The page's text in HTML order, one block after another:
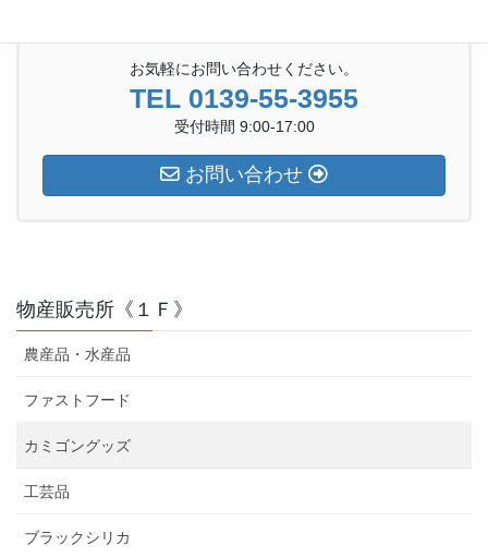
お気軽にお問い合わせください。
TEL 0139-55-3955
受付時間 9:00-17:00
お問い合わせ
物産販売所《１Ｆ》
農産品・水産品
ファストフード
カミゴングッズ
工芸品
ブラックシリカ